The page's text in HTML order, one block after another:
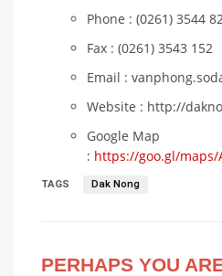
Phone : (0261) 3544
Fax : (0261) 3543 152
Email :
Website : http://
Google Map
: https://goo.gl/maps/
TAGS Dak Nong
PERHAPS YOU